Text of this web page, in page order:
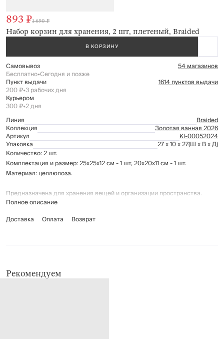
Набор корзин для хранения, 2 шт, плетеный, Braided
893 ₽1 690 ₽
В КОРЗИНУ
Самовывоз 54 магазинов
Бесплатно•Сегодня и позже
Пункт выдачи 1614 пунктов выдачи
200 ₽•3 рабочих дня
Курьером
300 ₽•2 дня
Линия
Braided
Коллекция Золотая ванная 2026
Артикул Kl-00052024
Упаковка 27 x 10 x 27(Ш x В x Д)
Количество: 2 шт.
Комплектация и размер: 25х25х12 см - 1 шт, 20х20х11 см - 1 шт.
Материал: целлюлоза.
Предназначена для хранения вещей и организации пространства.
Не подвергать воздействию влаги.
Полное описание
Доставка
Оплата Возврат
Рекомендуем